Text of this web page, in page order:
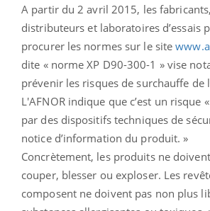
A partir du 2 avril 2015, les
distributeurs et laboratoires d’essais
procurer les normes sur le site
dite « norme XP D90-300-1 » vise
prévenir les risques de surchauffe de
L'AFNOR indique que c’est un risque
par des dispositifs techniques de
notice d’information du produit. »
Concrètement, les produits ne
couper, blesser ou exploser. Les
composent ne doivent pas non plus